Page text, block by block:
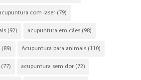
com laser(79)
(92) acupuntura em cães(98)
(89) Acupuntura para animais(110)
acupuntura sem dor(72)